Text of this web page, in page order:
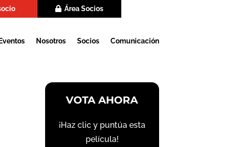
Área Socios
Eventos Nosotros Socios Comunicación
VOTA AHORA
¡Haz clic y puntúa esta
película!